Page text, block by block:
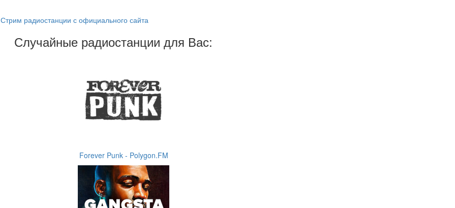
Стрим радиостанции с официального сайта
Случайные радиостанции для Вас:
Forever Punk - Polygon.FM